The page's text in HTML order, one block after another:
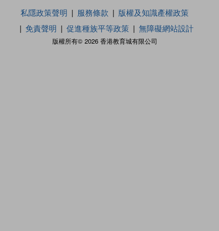
版權所有© 2026 香港教育城有限公司
私隱政策聲明 服務條款
版權及知識產權政策
免責聲明
促進種族平等政策 無障礙網站設計